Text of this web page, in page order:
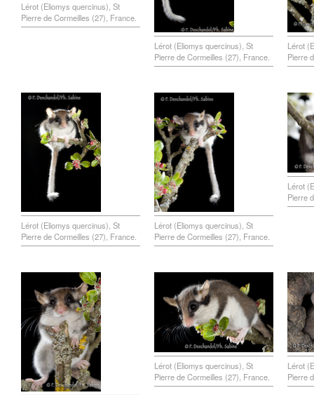
Lérot (Eliomys quercinus), St
Pierre de Cormeilles (27), France.
Lérot (Eliomys quercinus), St
Pierre de Cormeilles (27), France.
Lérot
Pierre
Lérot (Eliomys quercinus), St
Pierre de Cormeilles (27), France.
Lérot (Eliomys quercinus), St
Pierre de Cormeilles (27), France.
Lérot
Pierre
Lérot (Eliomys quercinus), St
Pierre de Cormeilles (27), France.
Lérot
Pierre